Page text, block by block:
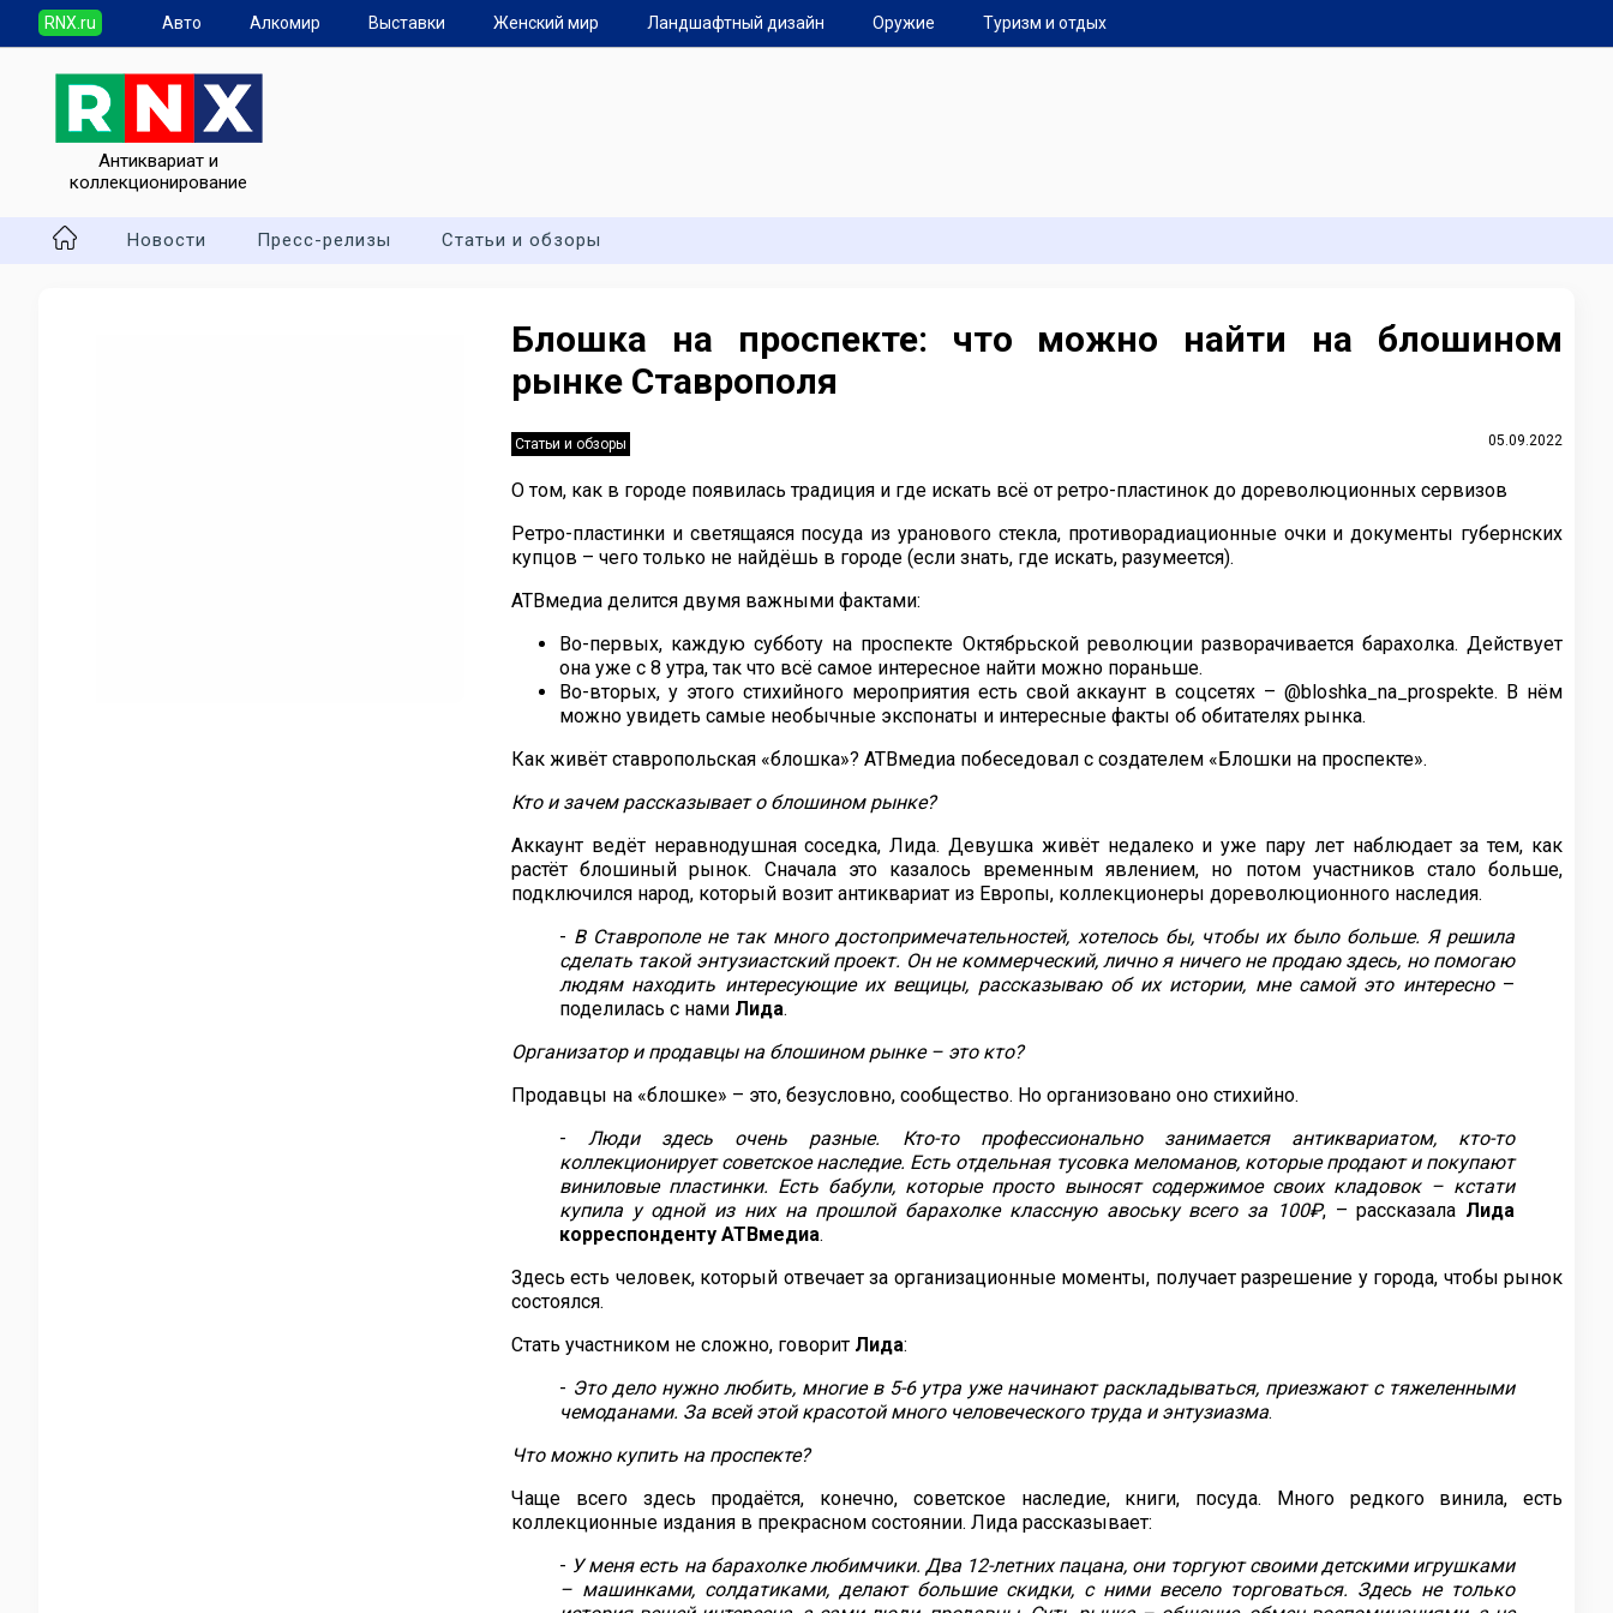
RNX.ru Авто Алкомир Выставки Женский мир Ландшафтный дизайн Оружие Туризм и отдых
Антиквариат и
коллекционирование
Новости Пресс-релизы Статьи и обзоры
Блошка на проспекте: что можно найти на блошином
рынке Ставрополя
05.09.2022
Статьи и обзоры
О том, как в городе появилась традиция и где искать всё от ретро-пластинок до дореволюционных сервизов
Ретро-пластинки и светящаяся посуда из уранового стекла, противорадиационные очки и документы губернских
купцов – чего только не найдёшь в городе (если знать, где искать, разумеется).
АТВмедиа делится двумя важными фактами:
Во-первых, каждую субботу на проспекте Октябрьской революции разворачивается барахолка. Действует
она уже с 8 утра, так что всё самое интересное найти можно пораньше.
Во-вторых, у этого стихийного мероприятия есть свой аккаунт в соцсетях – @bloshka_na_prospekte. В нём
можно увидеть самые необычные экспонаты и интересные факты об обитателях рынка.
Как живёт ставропольская «блошка»? АТВмедиа побеседовал с создателем «Блошки на проспекте».
Кто и зачем рассказывает о блошином рынке?
Аккаунт ведёт неравнодушная соседка, Лида. Девушка живёт недалеко и уже пару лет наблюдает за тем, как
растёт блошиный рынок. Сначала это казалось временным явлением, но потом участников стало больше,
подключился народ, который возит антиквариат из Европы, коллекционеры дореволюционного наследия.
- В Ставрополе не так много достопримечательностей, хотелось бы, чтобы их было больше. Я решила
сделать такой энтузиастский проект. Он не коммерческий, лично я ничего не продаю здесь, но помогаю
людям находить интересующие их вещицы, рассказываю об их истории, мне самой это интересно–
поделилась с нами Лида.
Организатор и продавцы на блошином рынке – это кто?
Продавцы на «блошке» – это, безусловно, сообщество. Но организовано оно стихийно.
- Люди здесь очень разные. Кто-то профессионально занимается антиквариатом, кто-то
коллекционирует советское наследие. Есть отдельная тусовка меломанов, которые продают и покупают
виниловые пластинки. Есть бабули, которые просто выносят содержимое своих кладовок – кстати
купила у одной из них на прошлой барахолке классную авоську всего за 100₽, – рассказала Лида
корреспонденту АТВмедиа.
Здесь есть человек, который отвечает за организационные моменты, получает разрешение у города, чтобы рынок
состоялся.
Стать участником не сложно, говорит Лида:
- Это дело нужно любить, многие в 5-6 утра уже начинают раскладываться, приезжают с тяжеленными
чемоданами. За всей этой красотой много человеческого труда и энтузиазма.
Что можно купить на проспекте?
Чаще всего здесь продаётся, конечно, советское наследие, книги, посуда. Много редкого винила, есть
коллекционные издания в прекрасном состоянии. Лида рассказывает:
- У меня есть на барахолке любимчики. Два 12-летних пацана, они торгуют своими детскими игрушками
– машинками, солдатиками, делают большие скидки, с ними весело торговаться. Здесь не только